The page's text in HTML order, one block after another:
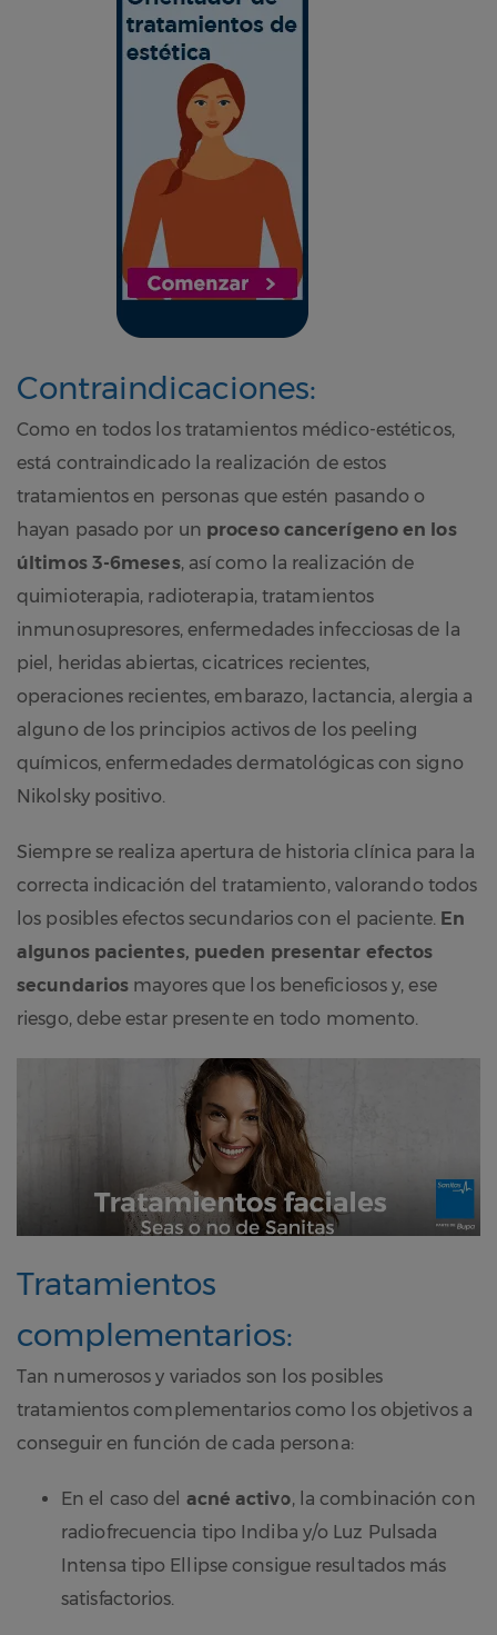
Contraindicaciones:
Como en todos los tratamientos médico-estéticos,
está contraindicado la realización de estos
tratamientos en personas que estén pasando o
hayan pasado por un proceso cancerígeno en los
últimos 3-6meses, así como la realización de
quimioterapia, radioterapia, tratamientos
inmunosupresores, enfermedades infecciosas de la
piel, heridas abiertas, cicatrices recientes,
operaciones recientes, embarazo, lactancia, alergia a
alguno de los principios activos de los peeling
químicos, enfermedades dermatológicas con signo
Nikolsky positivo.
Siempre se realiza apertura de historia clínica para la
correcta indicación del tratamiento, valorando todos
los posibles efectos secundarios con el paciente. En
algunos pacientes, pueden presentar efectos
secundarios mayores que los beneficiosos y, ese
riesgo, debe estar presente en todo momento.
Tratamientos
complementarios:
Tan numerosos y variados son los posibles
tratamientos complementarios como los objetivos a
conseguir en función de cada persona:
En el caso del acné activo, la combinación con
radiofrecuencia tipo Indiba y/o Luz Pulsada
Intensa tipo Ellipse consigue resultados más
satisfactorios.